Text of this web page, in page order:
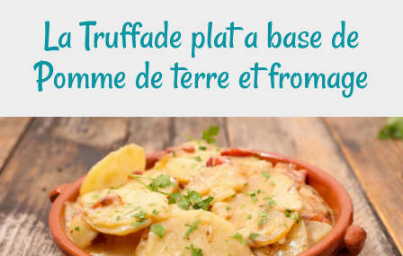
La Truffade plat a base de
Pomme de terre et fromage